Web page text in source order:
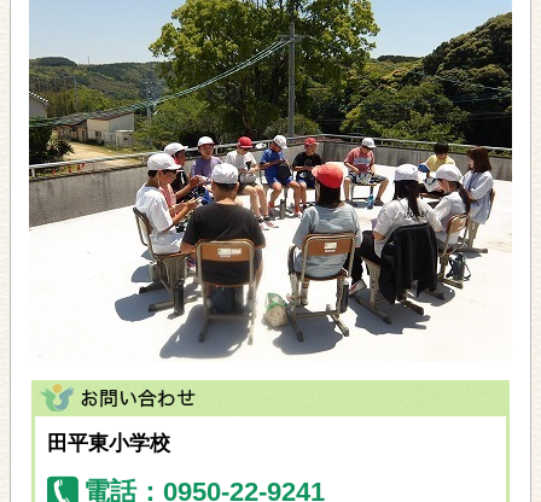
田平東小学校
電話：0950-22-9241